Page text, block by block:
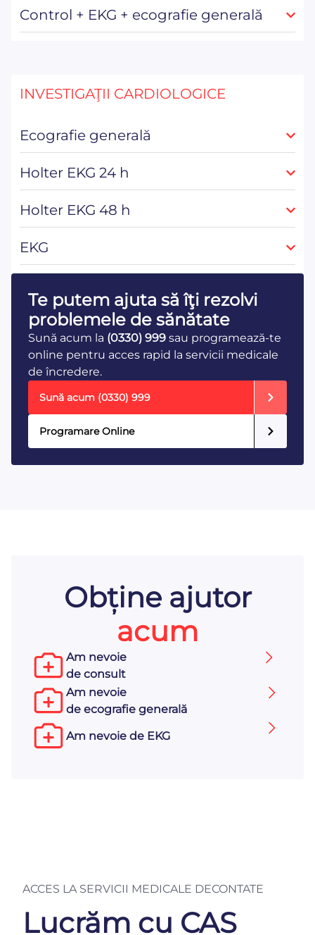
Control + EKG + ecografie generală
INVESTIGAŢII CARDIOLOGICE
Ecografie generală
Holter EKG 24 h
Holter EKG 48 h
EKG
Te putem ajuta să îţi rezolvi
problemele de sănătate
Sună acum la (0330) 999 sau programează-te
online pentru acces rapid la servicii medicale
de încredere.
Sună acum (0330) 999
Programare Online
Obține ajutor
acum
Am nevoie
de consult
Am nevoie
de ecografie generală
Am nevoie de EKG
ACCES LA SERVICII MEDICALE DECONTATE
Lucrăm cu CAS